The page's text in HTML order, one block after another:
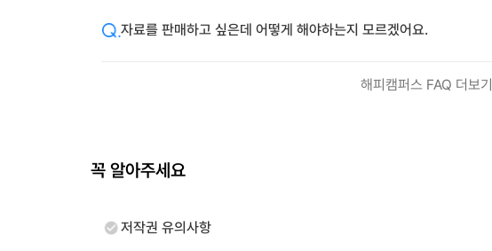
자료를 판매하고 싶은데 어떻게 해야하는지 모르겠어요.
해피캠퍼스 FAQ 더보기
꼭 알아주세요
저작권 유의사항